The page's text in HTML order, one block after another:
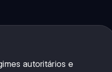
autoritários e